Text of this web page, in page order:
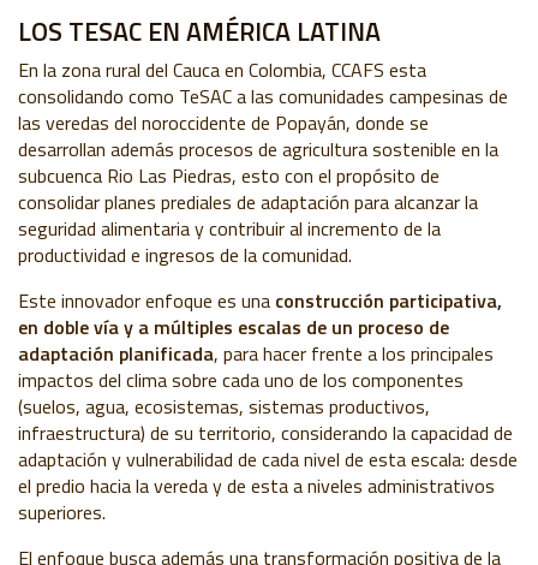
LOS TESAC EN AMÉRICA LATINA
En la zona rural del Cauca en Colombia, CCAFS esta
consolidando como TeSAC a las comunidades campesinas de
las veredas del noroccidente de Popayán, donde se
desarrollan además procesos de agricultura sostenible en la
subcuenca Rio Las Piedras, esto con el propósito de
consolidar planes prediales de adaptación para alcanzar la
seguridad alimentaria y contribuir al incremento de la
productividad e ingresos de la comunidad.
Este innovador enfoque es una construcción participativa,
en doble vía y a múltiples escalas de un proceso de
adaptación planificada, para hacer frente a los principales
impactos del clima sobre cada uno de los componentes
(suelos, agua, ecosistemas, sistemas productivos,
infraestructura) de su territorio, considerando la capacidad de
adaptación y vulnerabilidad de cada nivel de esta escala: desde
el predio hacia la vereda y de esta a niveles administrativos
superiores.
El enfoque busca además una transformación positiva de la